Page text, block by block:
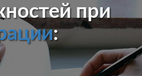
при
: